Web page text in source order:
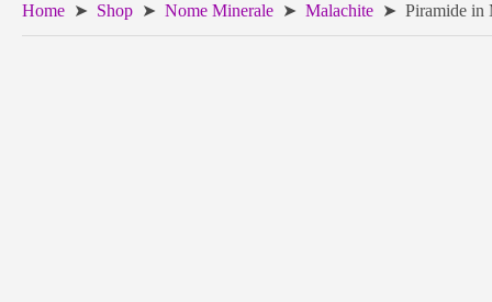
Home ➤ Shop ➤ Nome Minerale ➤ Malachite ➤ Piramide in